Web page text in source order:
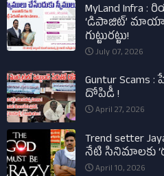
MyLand Infra
‘డిపాజిట్’
గుట్టురట్టు!
July 07, 2026
Guntur
దోపిడీ !
April 27, 2026
Trend setter
నేటి సినిమాలకు
April 10, 2026